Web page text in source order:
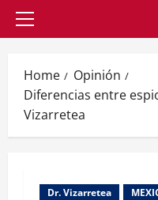
Primary
Home
Opinión
Diferencias entre
Vizarretea
Dr. Vizarretea